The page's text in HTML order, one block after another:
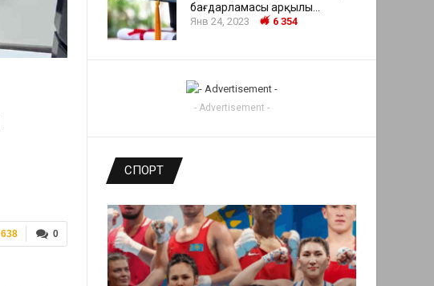
0
638
бағдарламасы арқылы…
Янв 24, 2023 6 354
- Advertisement -
СПОРТ